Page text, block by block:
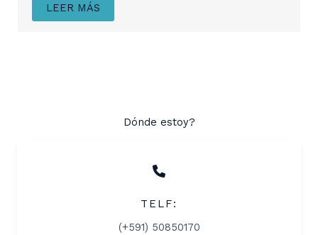
LEER MÁS
Dónde estoy?
TELF:
(+591) 50850170